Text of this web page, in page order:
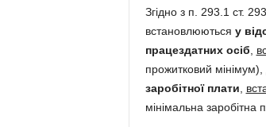
Згідно з п. 293.1 ст.
встановлюються у
працездатних осіб
прожитковий мінімум),
заробітної плати
мінімальна заробітна